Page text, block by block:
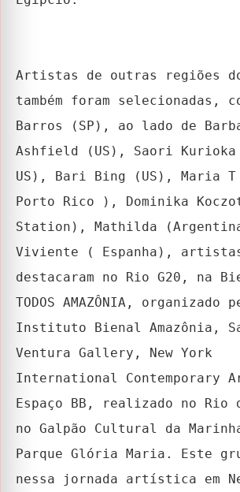
Artistas de outras regiões
também foram selecionadas,
Barros (SP), ao lado de
Ashfield (US), Saori
US), Bari Bing (US), Maria T
Porto Rico ), Dominika
Station), Mathilda
Viviente ( Espanha),
destacaram no Rio G20, na
TODOS AMAZÔNIA, organizado
Instituto Bienal Amazônia,
Ventura Gallery, New York
International Contemporary
Espaço BB, realizado no Rio
no Galpão Cultural da
Parque Glória Maria. Este
nessa jornada artística em